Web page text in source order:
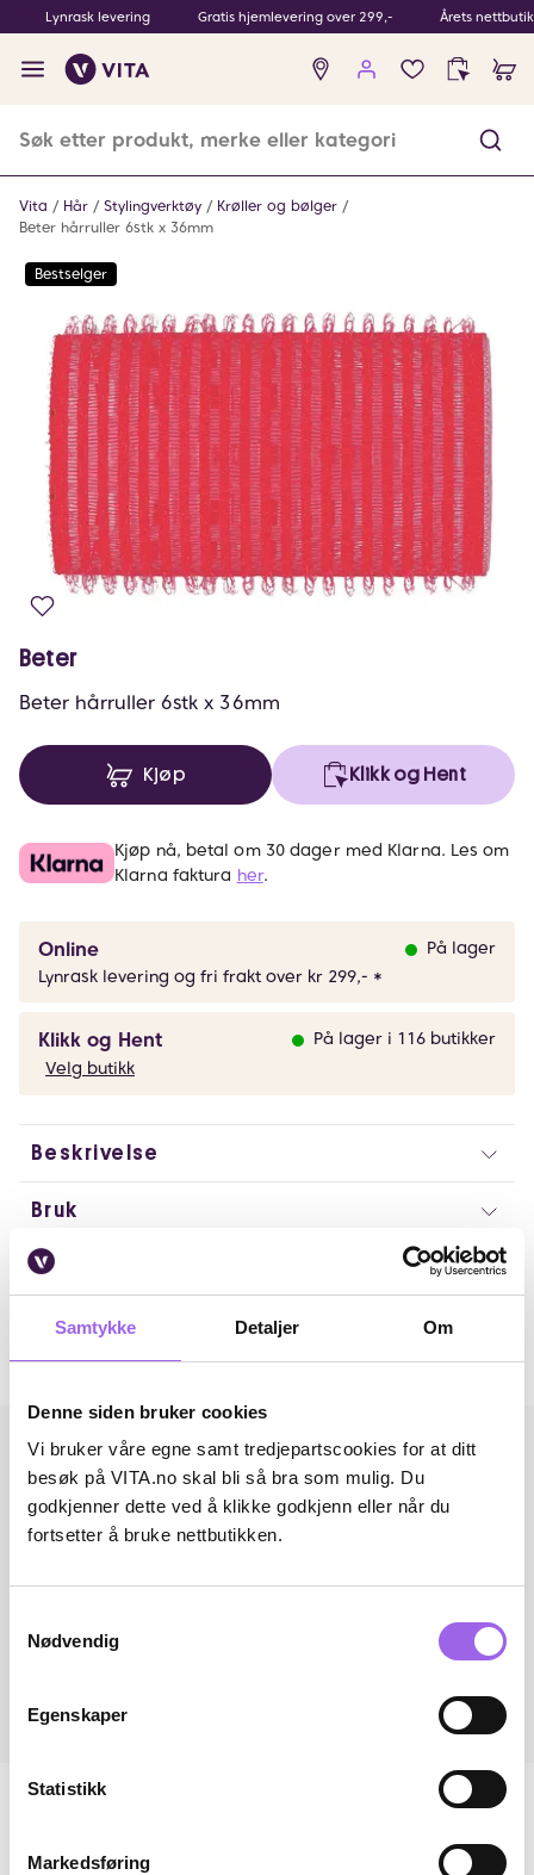
Samtykke Detaljer Om
Denne siden bruker cookies
Vi bruker våre egne samt tredjepartscookies for at ditt
besøk på VITA.no skal bli så bra som mulig. Du
godkjenner dette ved å klikke godkjenn eller når du
fortsetter å bruke nettbutikken.
Nødvendig
Egenskaper
Statistikk
Markedsføring
Lynrask levering Gratis hjemlevering over 299,- Årets
Ingen
produkter
Vita Hår Stylingverktøy
Krøller og bølger
Beter hårruller 6stk x 36mm
Bestselger
Beter
Beter hårruller 6stk x 36mm
Kjøp Klikk og Hent
Kjøp nå, betal om 30 dager med Klarna. Les om
Klarna faktura her.
Online
På lager
Lynrask levering og fri frakt over kr 299,- *
Klikk og Hent
På lager i 116 butikker
Velg butikk
Beskrivelse
Bruk
Artikkelnummer: 80614
Andre har også kjøpt..